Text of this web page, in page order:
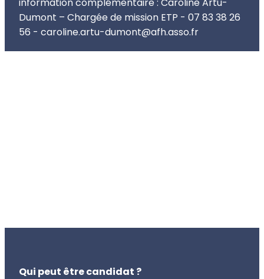
Dumont – Chargée de mission ETP - 07 83 38 26
56 - caroline.artu-dumont@afh.asso.fr
Qui peut être candidat ?